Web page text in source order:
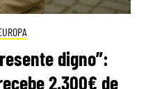
digno”:
2.300€ de